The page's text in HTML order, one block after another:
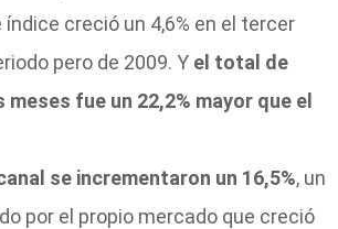
índice creció un 4,6% en el tercer
pero de 2009. Y el total de
fue un 22,2% mayor que el
se incrementaron un 16,5%, un
por el propio mercado que creció